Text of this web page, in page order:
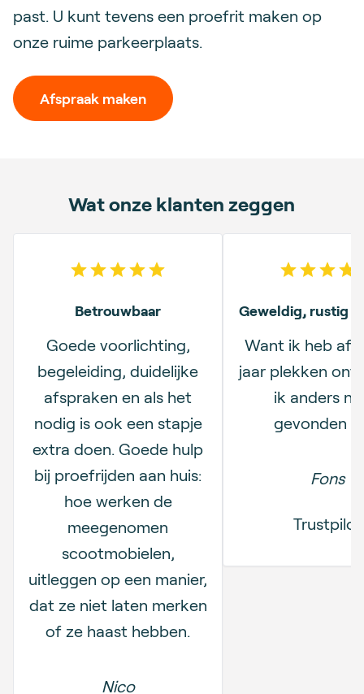
past. U kunt tevens een proefrit maken op
onze ruime parkeerplaats.
Afspraak maken
Wat onze klanten zeggen
5 out of 5 stars
Betrouwbaar
Goede voorlichting,
begeleiding, duidelijke
afspraken en als het
nodig is ook een stapje
extra doen. Goede hulp
bij proefrijden aan huis:
hoe werken de
meegenomen
scootmobielen,
uitleggen op een manier,
dat ze niet laten merken
of ze haast hebben.
Nico
5 out
Geweldig, rustig
Want ik heb
jaar plekken
ik anders
gevonden
Fons
Trustpilot